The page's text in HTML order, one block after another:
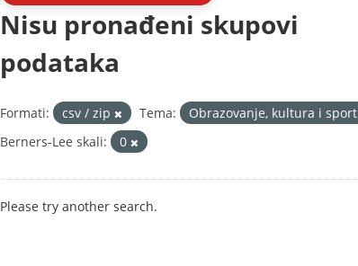
Nisu pronađeni skupovi
podataka
Formati: csv / zip Tema: Obrazovanje, kultura i sport
Berners-Lee skali:
0
Please try another search.